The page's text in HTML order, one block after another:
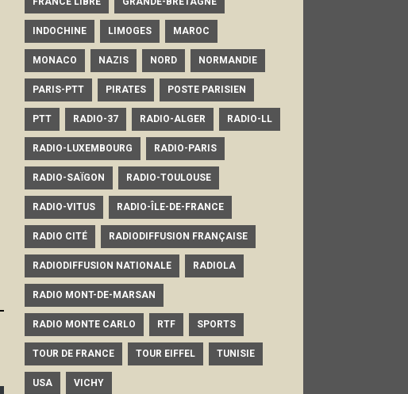
INDOCHINE LIMOGES MAROC
MONACO NAZIS NORD NORMANDIE
PARIS-PTT PIRATES POSTE PARISIEN
PTT RADIO-37 RADIO-ALGER RADIO-LL
RADIO-LUXEMBOURG RADIO-PARIS
RADIO-SAÏGON RADIO-TOULOUSE
RADIO-VITUS RADIO-ÎLE-DE-FRANCE
RADIO CITÉ RADIODIFFUSION FRANÇAISE
RADIODIFFUSION NATIONALE RADIOLA
RADIO MONT-DE-MARSAN
RADIO MONTE CARLO RTF SPORTS
TOUR DE FRANCE TOUR EIFFEL TUNISIE
USA VICHY